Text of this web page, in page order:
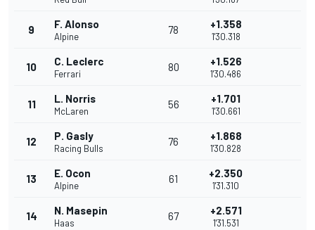
9 F. Alonso
Alpine
78 +1.358
1'30.318
10 C. Leclerc
Ferrari
80 +1.526
1'30.486
11 L. Norris
McLaren
56 +1.701
1'30.661
12 P. Gasly
Racing Bulls
76 +1.868
1'30.828
13 E. Ocon
Alpine
61 +2.350
1'31.310
14 N. Masepin
Haas
67 +2.571
1'31.531